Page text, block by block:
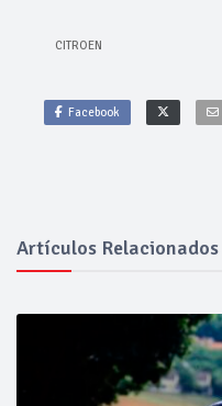
CITROEN
Facebook
Artículos Relacionados